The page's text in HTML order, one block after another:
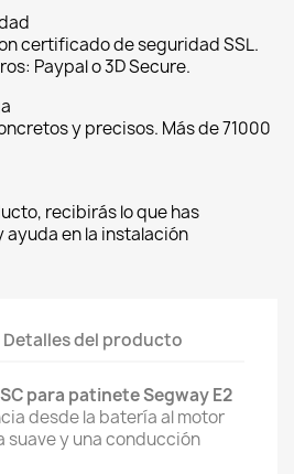
certificado de seguridad SSL.
Paypal o 3D Secure.
y precisos. Más de 71000
recibirás lo que has
en la instalación
Detalles del producto
para patinete Segway E2
desde la batería al motor
suave y una conducción